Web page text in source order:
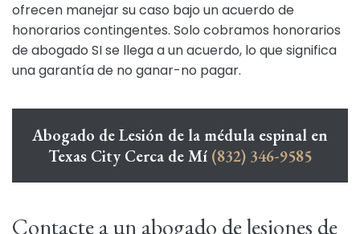
ofrecen manejar su caso bajo un acuerdo de
honorarios contingentes. Solo cobramos honorarios
de abogado SI se llega a un acuerdo, lo que significa
una garantía de no ganar-no pagar.
Abogado de Lesión de la médula espinal en
Texas City Cerca de Mí (832) 346-9585
Contacte a un abogado de lesiones de